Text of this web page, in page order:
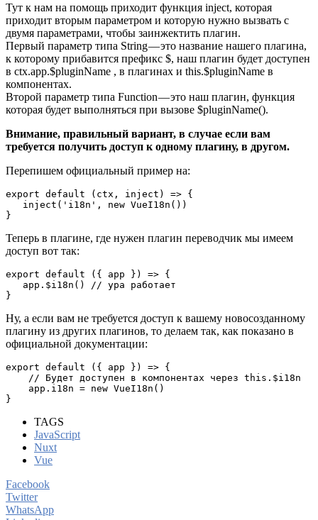
Тут к нам на помощь приходит функция inject, которая
приходит вторым параметром и которую нужно вызвать с
двумя параметрами, чтобы заинжектить плагин.
Первый параметр типа String — это название нашего плагина,
к которому прибавится префикс $, наш плагин будет доступен
в ctx.app.$pluginName , в плагинах и this.$pluginName в
компонентах.
Второй параметр типа Function — это наш плагин, функция
которая будет выполняться при вызове $pluginName().
Внимание, правильный вариант, в случае если вам
требуется получить доступ к одному плагину, в другом.
Перепишем официальный пример на:
export default (ctx, inject) => {
   inject('i18n', new VueI18n())
}
Теперь в плагине, где нужен плагин переводчик мы имеем
доступ вот так:
export default ({ app }) => {
   app.$i18n() // ура работает
}
Ну, а если вам не требуется доступ к вашему новосозданному
плагину из других плагинов, то делаем так, как показано в
официальной документации:
export default ({ app }) => {
    // Будет доступен в компонентах через this.$i18n
    app.i18n = new VueI18n()
}
TAGS
JavaScript
Nuxt
Vue
Facebook
Twitter
WhatsApp